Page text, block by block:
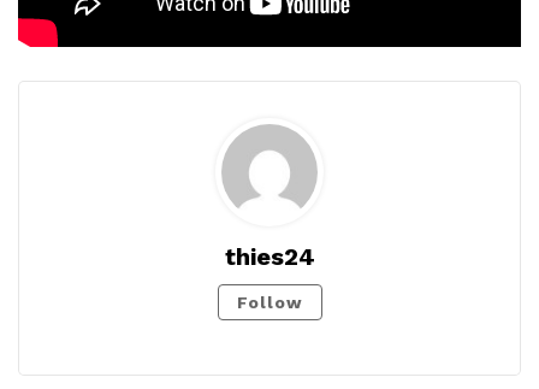
thies24
Follow